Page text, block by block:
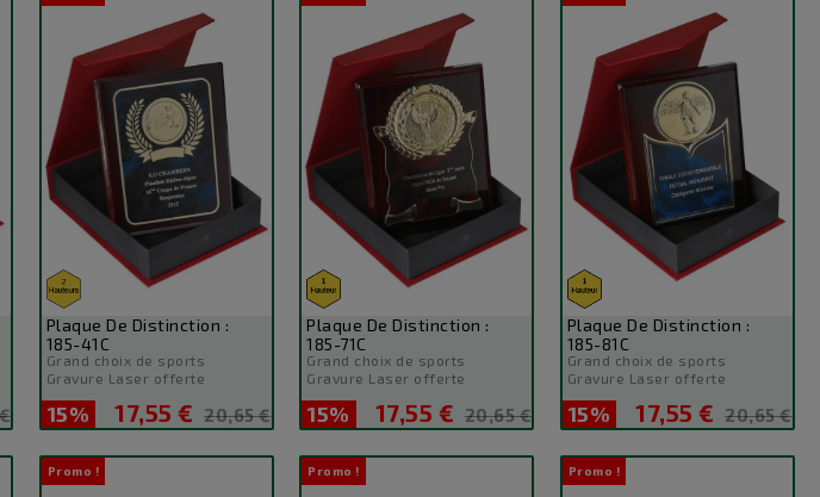
15%
Plaque De Distinction :
185-41C
Grand choix de sports
Gravure Laser offerte
Prix
17,55 € Prix
20,65 € 15%
Plaque De Distinction :
185-71C
Grand choix de sports
Gravure Laser offerte
Prix
17,55 € Prix
20,65 € 15%
Plaque De Distinction :
185-81C
Grand choix de sports
Gravure Laser offerte
Prix
17,55 € Prix
20,65 €
Promo ! Promo ! Promo !